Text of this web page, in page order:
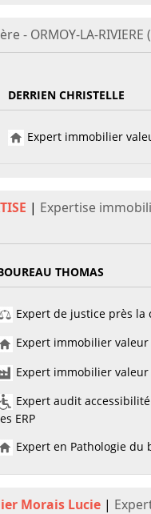
- ORMOY-LA-RIVIERE
DERRIEN CHRISTELLE
Expert immobilier
| Expertise
THOMAS
Expert de justice près la
Expert immobilier
Expert immobilier
Expert audit
ERP
Expert en Pathologie du
Morais Lucie |